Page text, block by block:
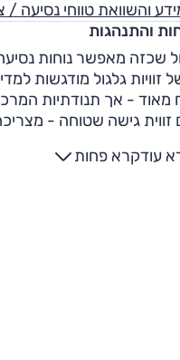
והשוואת טווחי נסיעה /
והתנהגות
שכזה מאפשר נוחות
מאוד - אך תנודתיות
זווית גישה שטוחה -
עם מערכת ההנעה
עודקרא פחות